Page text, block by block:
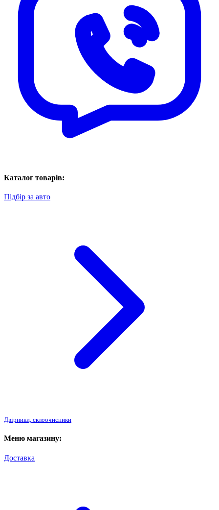
Каталог товарів:
Підбір за авто
Двірники, склоочисники
Меню магазину:
Доставка